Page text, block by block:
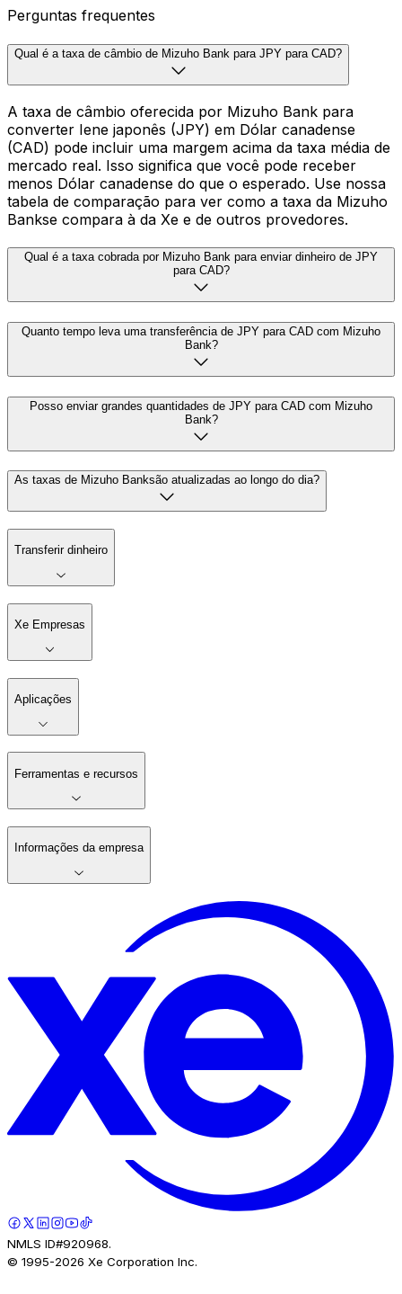
Perguntas frequentes
Qual é a taxa de câmbio de Mizuho Bank para JPY para CAD?
A taxa de câmbio oferecida por Mizuho Bank para
converter Iene japonês (JPY) em Dólar canadense
(CAD) pode incluir uma margem acima da taxa média de
mercado real. Isso significa que você pode receber
menos Dólar canadense do que o esperado. Use nossa
tabela de comparação para ver como a taxa da Mizuho
Bankse compara à da Xe e de outros provedores.
Qual é a taxa cobrada por Mizuho Bank para enviar dinheiro de JPY
para CAD?
Quanto tempo leva uma transferência de JPY para CAD com Mizuho
Bank?
Posso enviar grandes quantidades de JPY para CAD com Mizuho
Bank?
As taxas de Mizuho Banksão atualizadas ao longo do dia?
Transferir dinheiro
Xe Empresas
Aplicações
Ferramentas e recursos
Informações da empresa
NMLS ID#920968.
© 1995-2026 Xe Corporation Inc.